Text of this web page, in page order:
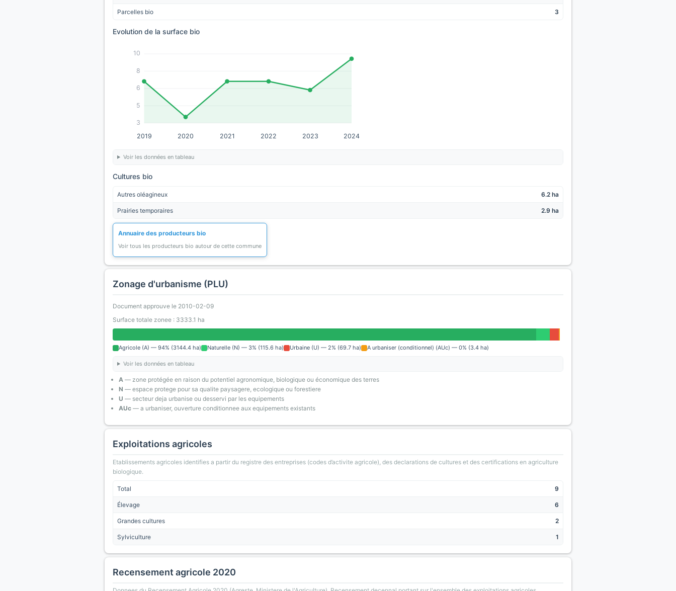
Parcelles bio 3
Evolution de la surface bio
3
5
6
8
10
2019 2020 2021 2022 2023 2024
Voir les données en tableau
Cultures bio
Autres oléagineux 6.2 ha
Prairies temporaires 2.9 ha
Annuaire des producteurs bio
Voir tous les producteurs bio autour de cette commune
Zonage d'urbanisme (PLU)
Document approuve le 2010-02-09
Surface totale zonee : 3333.1 ha
Agricole (A) — 94% (3144.4 ha) Naturelle (N) — 3% (115.6 ha) Urbaine (U) — 2% (69.7 ha) A urbaniser (conditionnel) (AUc) — 0% (3.4 ha)
Voir les données en tableau
A — zone protégée en raison du potentiel agronomique, biologique ou économique des terres
N — espace protege pour sa qualite paysagere, ecologique ou forestiere
U — secteur deja urbanise ou desservi par les equipements
AUc — a urbaniser, ouverture conditionnee aux equipements existants
Exploitations agricoles
Etablissements agricoles identifies a partir du registre des entreprises (codes d’activite agricole), des declarations de cultures et des certifications en agriculture
biologique.
Total 9
Élevage 6
Grandes cultures 2
Sylviculture 1
Recensement agricole 2020